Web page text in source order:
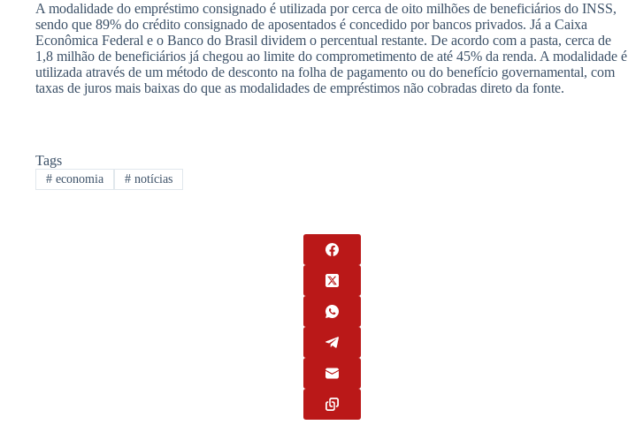
A modalidade do empréstimo consignado é utilizada por cerca de oito milhões de beneficiários do INSS,
sendo que 89% do crédito consignado de aposentados é concedido por bancos privados. Já a Caixa
Econômica Federal e o Banco do Brasil dividem o percentual restante. De acordo com a pasta, cerca de
1,8 milhão de beneficiários já chegou ao limite do comprometimento de até 45% da renda. A modalidade é
utilizada através de um método de desconto na folha de pagamento ou do benefício governamental, com
taxas de juros mais baixas do que as modalidades de empréstimos não cobradas direto da fonte.
Tags
#economia #notícias